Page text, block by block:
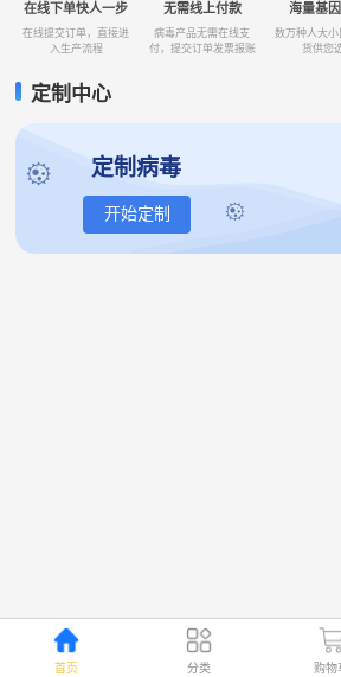
在线下单快人一步
在线提交订单，直接进
入生产流程
无需线上付款
病毒产品无需在线支
付，提交订单发票报账
海量基
数万种人大小
货供您
定制中心
定制病毒
开始定制
首页 分类 购物